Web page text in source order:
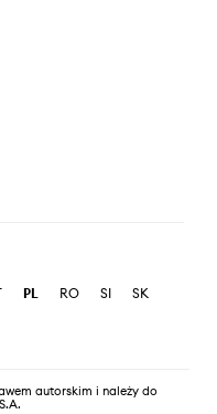
PL RO SI
SK
autorskim i należy do